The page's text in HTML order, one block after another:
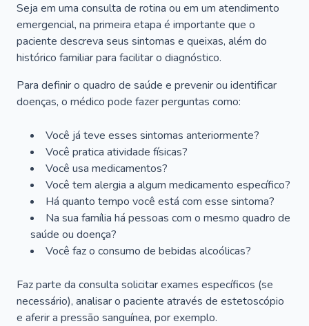
Seja em uma consulta de rotina ou em um atendimento
emergencial, na primeira etapa é importante que o
paciente descreva seus sintomas e queixas, além do
histórico familiar para facilitar o diagnóstico.
Para definir o quadro de saúde e prevenir ou identificar
doenças, o médico pode fazer perguntas como:
Você já teve esses sintomas anteriormente?
Você pratica atividade físicas?
Você usa medicamentos?
Você tem alergia a algum medicamento específico?
Há quanto tempo você está com esse sintoma?
Na sua família há pessoas com o mesmo quadro de
saúde ou doença?
Você faz o consumo de bebidas alcoólicas?
Faz parte da consulta solicitar exames específicos (se
necessário), analisar o paciente através de estetoscópio
e aferir a pressão sanguínea, por exemplo.